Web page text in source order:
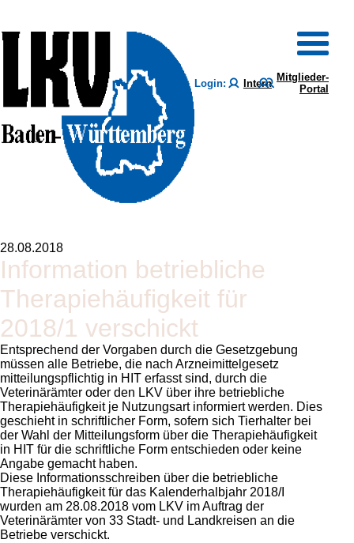
Login: Intern Mitglieder-
Portal
28.08.2018
Information betriebliche
Therapiehäufigkeit für
2018/1 verschickt
Entsprechend der Vorgaben durch die Gesetzgebung
müssen alle Betriebe, die nach Arzneimittelgesetz
mitteilungspflichtig in HIT erfasst sind, durch die
Veterinärämter oder den LKV über ihre betriebliche
Therapiehäufigkeit je Nutzungsart informiert werden. Dies
geschieht in schriftlicher Form, sofern sich Tierhalter bei
der Wahl der Mitteilungsform über die Therapiehäufigkeit
in HIT für die schriftliche Form entschieden oder keine
Angabe gemacht haben.
Diese Informationsschreiben über die betriebliche
Therapiehäufigkeit für das Kalenderhalbjahr 2018/I
wurden am 28.08.2018 vom LKV im Auftrag der
Veterinärämter von 33 Stadt- und Landkreisen an die
Betriebe verschickt.